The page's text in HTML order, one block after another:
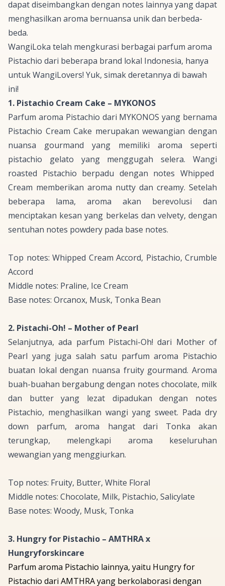
dapat diseimbangkan dengan notes lainnya yang dapat
menghasilkan aroma bernuansa unik dan berbeda-
beda.
WangiLoka telah mengkurasi berbagai parfum aroma
Pistachio dari beberapa brand lokal Indonesia, hanya
untuk WangiLovers! Yuk, simak deretannya di bawah
ini!
1. Pistachio Cream Cake – MYKONOS
Parfum aroma Pistachio dari MYKONOS yang bernama
Pistachio Cream Cake merupakan wewangian dengan
nuansa gourmand yang memiliki aroma seperti
pistachio gelato yang menggugah selera. Wangi
roasted Pistachio berpadu dengan notes Whipped
Cream memberikan aroma nutty dan creamy. Setelah
beberapa lama, aroma akan berevolusi dan
menciptakan kesan yang berkelas dan velvety, dengan
sentuhan notes powdery pada base notes.
Top notes: Whipped Cream Accord, Pistachio, Crumble
Accord
Middle notes: Praline, Ice Cream
Base notes: Orcanox, Musk, Tonka Bean
2. Pistachi-Oh! – Mother of Pearl
Selanjutnya, ada parfum Pistachi-Oh! dari Mother of
Pearl yang juga salah satu parfum aroma Pistachio
buatan lokal dengan nuansa fruity gourmand. Aroma
buah-buahan bergabung dengan notes chocolate, milk
dan butteryang lezat dipadukan dengan notes
Pistachio, menghasilkan wangi yang sweet. Pada dry
down parfum, aroma hangat dari Tonka akan
terungkap, melengkapi aroma keseluruhan
wewangian yang menggiurkan.
Top notes: Fruity, Butter, White Floral
Middle notes: Chocolate, Milk, Pistachio, Salicylate
Base notes: Woody, Musk, Tonka
3. Hungry for Pistachio – AMTHRA x
Hungryforskincare
Parfum aroma Pistachio lainnya, yaitu Hungry for
Pistachio dari AMTHRA yang berkolaborasi dengan